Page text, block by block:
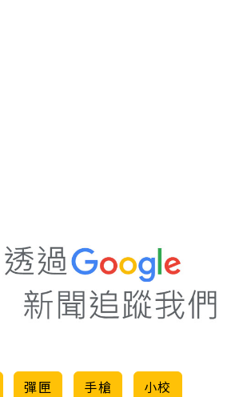
彈匣 手槍
小校